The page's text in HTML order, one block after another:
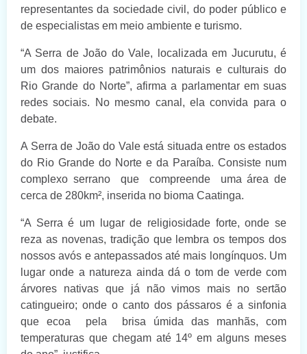
representantes da sociedade civil, do poder público e
de especialistas em meio ambiente e turismo.
“A Serra de João do Vale, localizada em Jucurutu, é
um dos maiores patrimônios naturais e culturais do
Rio Grande do Norte”, afirma a parlamentar em suas
redes sociais. No mesmo canal, ela convida para o
debate.
A Serra de João do Vale está situada entre os estados
do Rio Grande do Norte e da Paraíba. Consiste num
complexo serrano que compreende uma área de
cerca de 280km², inserida no bioma Caatinga.
“A Serra é um lugar de religiosidade forte, onde se
reza as novenas, tradição que lembra os tempos dos
nossos avós e antepassados até mais longínquos. Um
lugar onde a natureza ainda dá o tom de verde com
árvores nativas que já não vimos mais no sertão
catingueiro; onde o canto dos pássaros é a sinfonia
que ecoa pela brisa úmida das manhãs, com
temperaturas que chegam até 14º em alguns meses